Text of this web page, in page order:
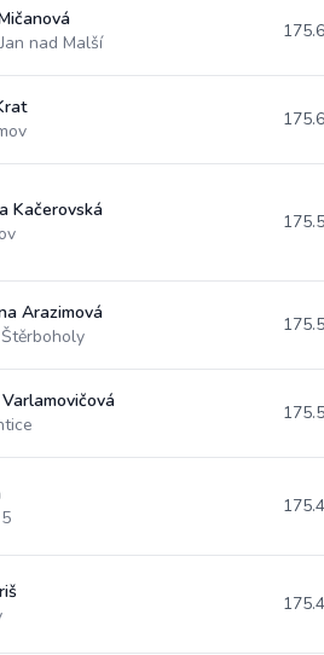
nad Malší
Kačerovská
Arazimová